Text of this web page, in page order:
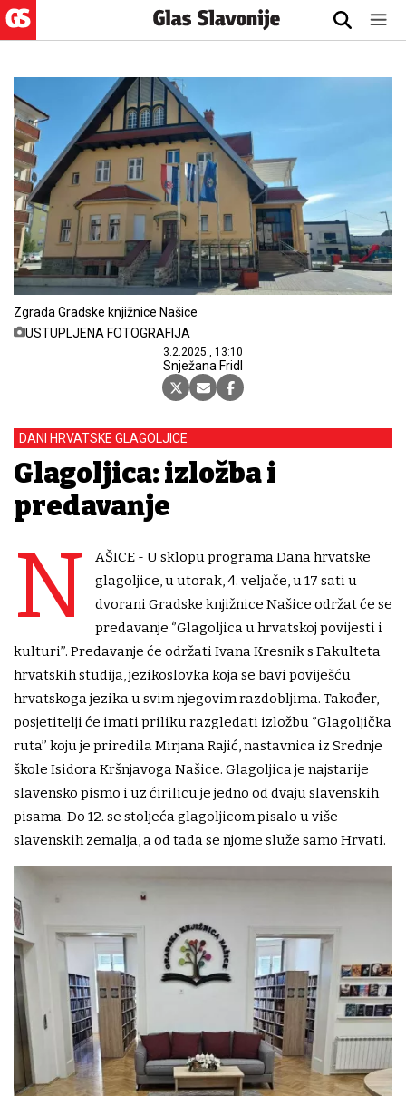
Zgrada Gradske knjižnice Našice
USTUPLJENA FOTOGRAFIJA
3.2.2025., 13:10
Snježana Fridl
DANI HRVATSKE GLAGOLJICE
Glagoljica: izložba i
predavanje
N
AŠICE - U sklopu programa Dana hrvatske
glagoljice, u utorak, 4. veljače, u 17 sati u
dvorani Gradske knjižnice Našice održat će se
predavanje ‘’Glagoljica u hrvatskoj povijesti i
kulturi’’. Predavanje će održati Ivana Kresnik s Fakulteta
hrvatskih studija, jezikoslovka koja se bavi poviješću
hrvatskoga jezika u svim njegovim razdobljima. Također,
posjetitelji će imati priliku razgledati izložbu ‘’Glagoljička
ruta’’ koju je priredila Mirjana Rajić, nastavnica iz Srednje
škole Isidora Kršnjavoga Našice. Glagoljica je najstarije
slavensko pismo i uz ćirilicu je jedno od dvaju slavenskih
pisama. Do 12. se stoljeća glagoljicom pisalo u više
slavenskih zemalja, a od tada se njome služe samo Hrvati.